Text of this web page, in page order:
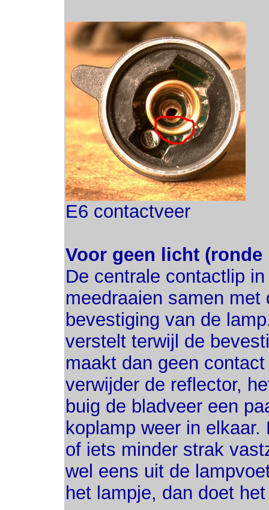
E6 contactveer
Voor geen licht (ronde
De centrale contactlip
meedraaien samen
bevestiging van de
verstelt terwijl de
maakt dan geen
verwijder de reflector,
buig de bladveer een
koplamp weer in
of iets minder strak
wel eens uit de
het lampje, dan doet